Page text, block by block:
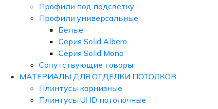
Профили под подсветку
Профили универсальные
Белые
Серия Solid Albero
Серия Solid Mono
Сопутствующие товары
МАТЕРИАЛЫ ДЛЯ ОТДЕЛКИ ПОТОЛКОВ
Плинтусы карнизные
Плинтусы UHD потолочные